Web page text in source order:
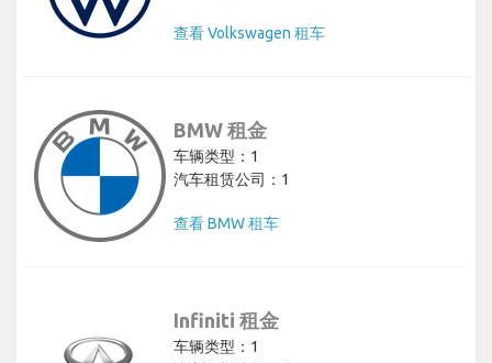
查看 Volkswagen 租车
BMW 租金
车辆类型：1
汽车租赁公司：1
查看 BMW 租车
Infiniti 租金
车辆类型：1